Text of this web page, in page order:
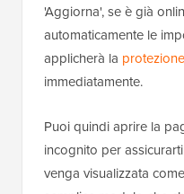
'Aggiorna', se è già
automaticamente le
applicherà la
immediatamente.
Puoi quindi aprire la
incognito per
venga visualizzata